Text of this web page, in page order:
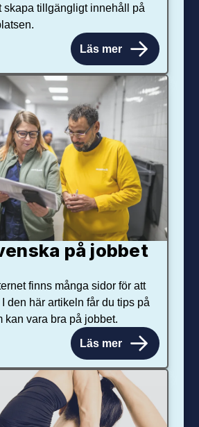
skapa tillgängligt innehåll på
Läs mer
på jobbet
finns många sidor för att
den här artikeln får du tips på
kan vara bra på jobbet.
Läs mer